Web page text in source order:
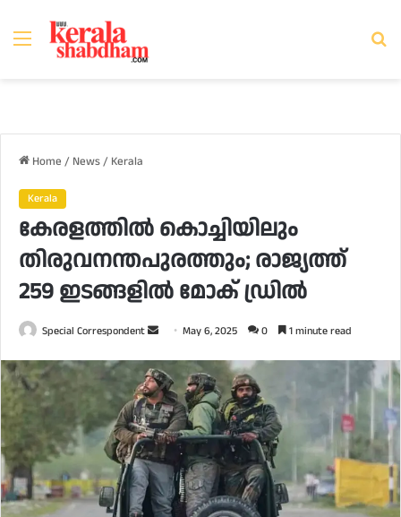
Menu
Home / News/ Kerala
Kerala
കേരളത്തില്‍ കൊച്ചിയിലും
തിരുവനന്തപുരത്തും; രാജ്യത്ത്
259 ഇടങ്ങളില്‍ മോക് ഡ്രില്‍
Special Correspondent
Send
email
May 6, 2025 0 1 minute read